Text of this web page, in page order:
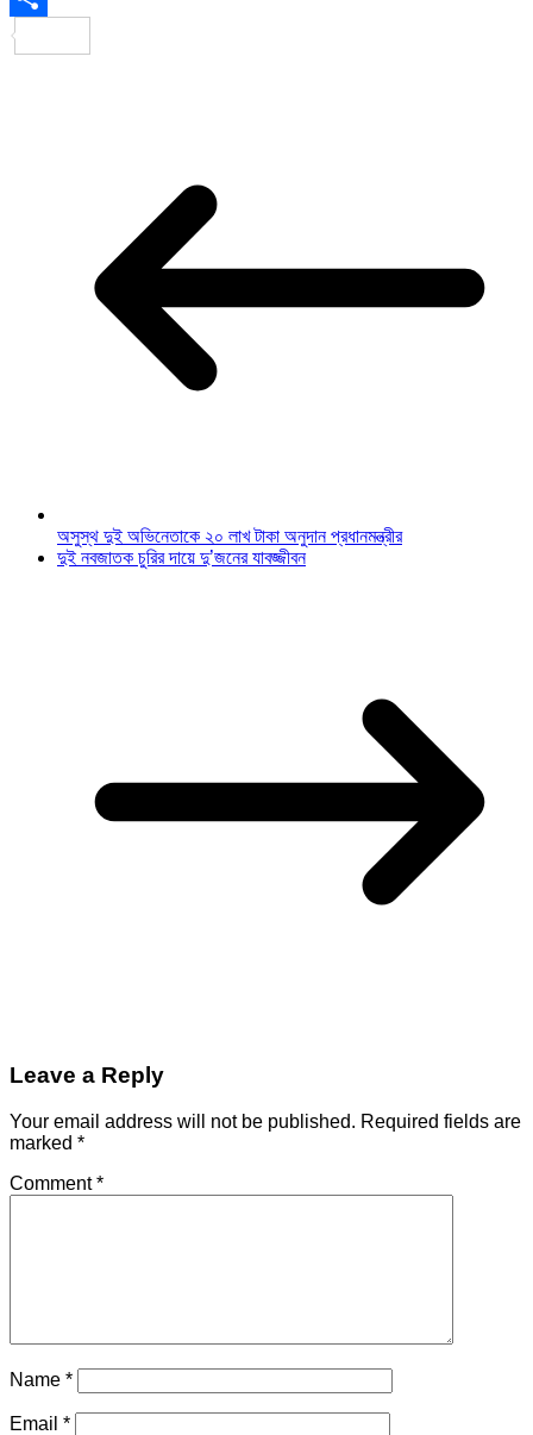
অসুস্থ দুই অভিনেতাকে ২০ লাখ টাকা অনুদান প্রধানমন্ত্রীর
দুই নবজাতক চুরির দায়ে দু’জনের যাবজ্জীবন
Leave a Reply
Your email address will not be published. Required fields are
marked *
Comment*
Name *
Email *